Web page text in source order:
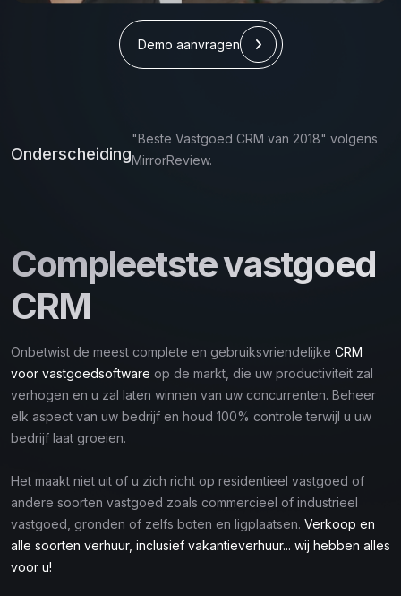
Demo aanvragen
Onderscheiding
"Beste Vastgoed CRM van 2018" volgens
MirrorReview.
Compleetste vastgoed
CRM
Onbetwist de meest complete en gebruiksvriendelijke CRM
voor vastgoedsoftware op de markt, die uw productiviteit zal
verhogen en u zal laten winnen van uw concurrenten. Beheer
elk aspect van uw bedrijf en houd 100% controle terwijl u uw
bedrijf laat groeien.
Het maakt niet uit of u zich richt op residentieel vastgoed of
andere soorten vastgoed zoals commercieel of industrieel
vastgoed, gronden of zelfs boten en ligplaatsen. Verkoop en
alle soorten verhuur, inclusief vakantieverhuur... wij hebben alles
voor u!